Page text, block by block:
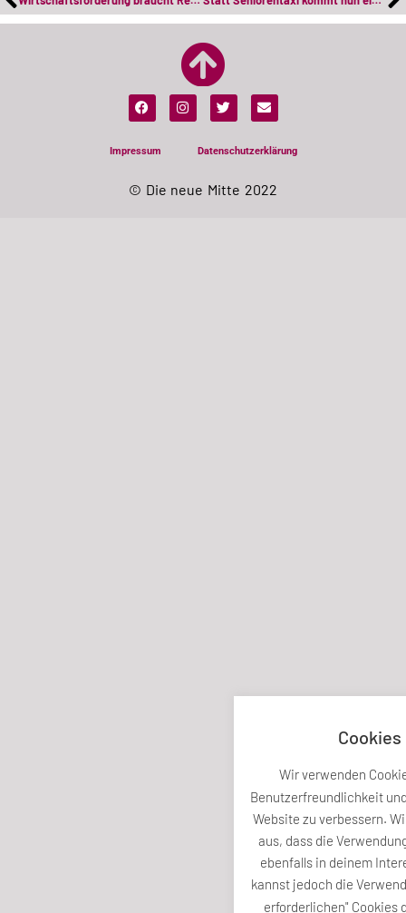
Impressum Datenschutzerklärung
© Die neue Mitte 2022
Cookies
Wir verwenden
Benutzerfreundlichkeit
Website zu verbessern.
aus, dass die
ebenfalls in deinem
kannst jedoch die
erforderlichen" Cookies